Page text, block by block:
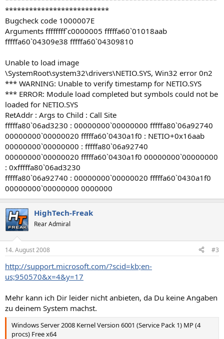
**************************
Bugcheck code 1000007E
Arguments ffffffff`c0000005 fffffa60`01018aab
fffffa60`04309e38 fffffa60`04309810
Unable to load image
\SystemRoot\system32\drivers\NETIO.SYS, Win32 error 0n2
*** WARNING: Unable to verify timestamp for NETIO.SYS
*** ERROR: Module load completed but symbols could not be
loaded for NETIO.SYS
RetAddr : Args to Child : Call Site
fffffa80`06ad3230 : 00000000`00000000 fffffa80`06a92740
00000000`00000020 fffffa60`0430a1f0 : NETIO+0x16aab
00000000`00000000 : fffffa80`06a92740
00000000`00000020 fffffa60`0430a1f0 00000000`00000000
: 0xfffffa80`06ad3230
fffffa80`06a92740 : 00000000`00000020 fffffa60`0430a1f0
00000000`00000000 0000000
HighTech-Freak
Rear Admiral
14. August 2008 #3
http://support.microsoft.com/?scid=kb;en-
us;950570&x=4&y=17
Mehr kann ich Dir leider nicht anbieten, da Du keine Angaben
zu deinem System machst.
Windows Server 2008 Kernel Version 6001 (Service Pack 1) MP (4
procs) Free x64